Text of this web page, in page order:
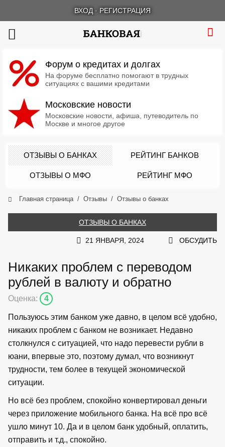
ВХОД · РЕГИСТРАЦИЯ
Форум о кредитах и долгах
На форуме бесплатно помогают в трудных
ситуациях с вашими кредитами
Московские новости
Московские новости, афиша, путеводитель по
Москве и многое другое
ОТЗЫВЫ О БАНКАХ РЕЙТИНГ БАНКОВ
ОТЗЫВЫ О МФО РЕЙТИНГ МФО
Главная страница Отзывы Отзывы о банках
ОТЗЫВЫ О БАНКАХ
21 ЯНВАРЯ, 2024 ОБСУДИТЬ
Никаких проблем с переводом
рублей в валюту и обратно
Оценка: 4
Пользуюсь этим банком уже давно, в целом всё удобно,
никаких проблем с банком не возникает. Недавно
столкнулся с ситуацией, что надо перевести рубли в
юани, впервые это, поэтому думал, что возникнут
трудности, тем более в текущей экономической
ситуации.
Но всё без проблем, спокойно конвертировал деньги
через приложение мобильного банка. На всё про всё
ушло минут 10. Да и в целом банк удобный, оплатить,
отправить и т.д., спокойно.